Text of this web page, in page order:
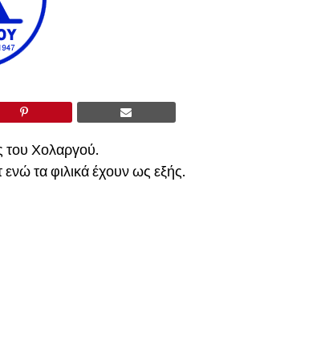
του Χολαργού.
τα φιλικά έχουν ως εξής.